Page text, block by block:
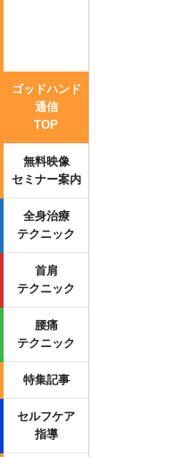
ゴッドハンド
通信
TOP
無料映像
セミナー案内
全身治療
テクニック
首肩
テクニック
腰痛
テクニック
特集記事
セルフケア
指導